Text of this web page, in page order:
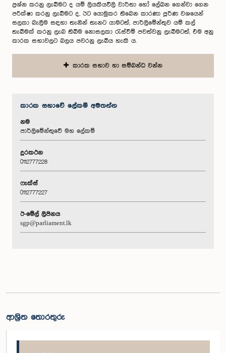
ප්‍රශ්න කරනු ලැබීමට ද යම් ලියකියවිලි වාර්තා හෝ ලේඛන ගෙන්වා ගෙන
පරීක්ෂා කරනු ලැබීමට ද, ඊට යොමුකර තිබෙන කාරණා පූර්ණ වශයෙන්
සලකා බැලීම සඳහා තැනින් තැනට යාමටත්, පාර්ලිමේන්තුව යම් කල්
තැබීමක් කරනු ලැබ තිබීම නොසලකා රැස්වීම් පවත්වනු ලැබීමටත්, එම අනු
කාරක සභාවලට බලය පවරනු ලැබිය හැකි ය.
කාරක සභාව හා සම්බන්ධ වන්න
කාරක සභා‌වේ ලේකම් අමතන්න
නම
පාර්ලිමේන්තුවේ මහ ලේකම්
දුරකථන
0112777228
ෆැක්ස්
0112777227
ඊ-මේල් ලිපිනය
sgp@parliament.lk
ආශ්‍රිත තොරතුරු